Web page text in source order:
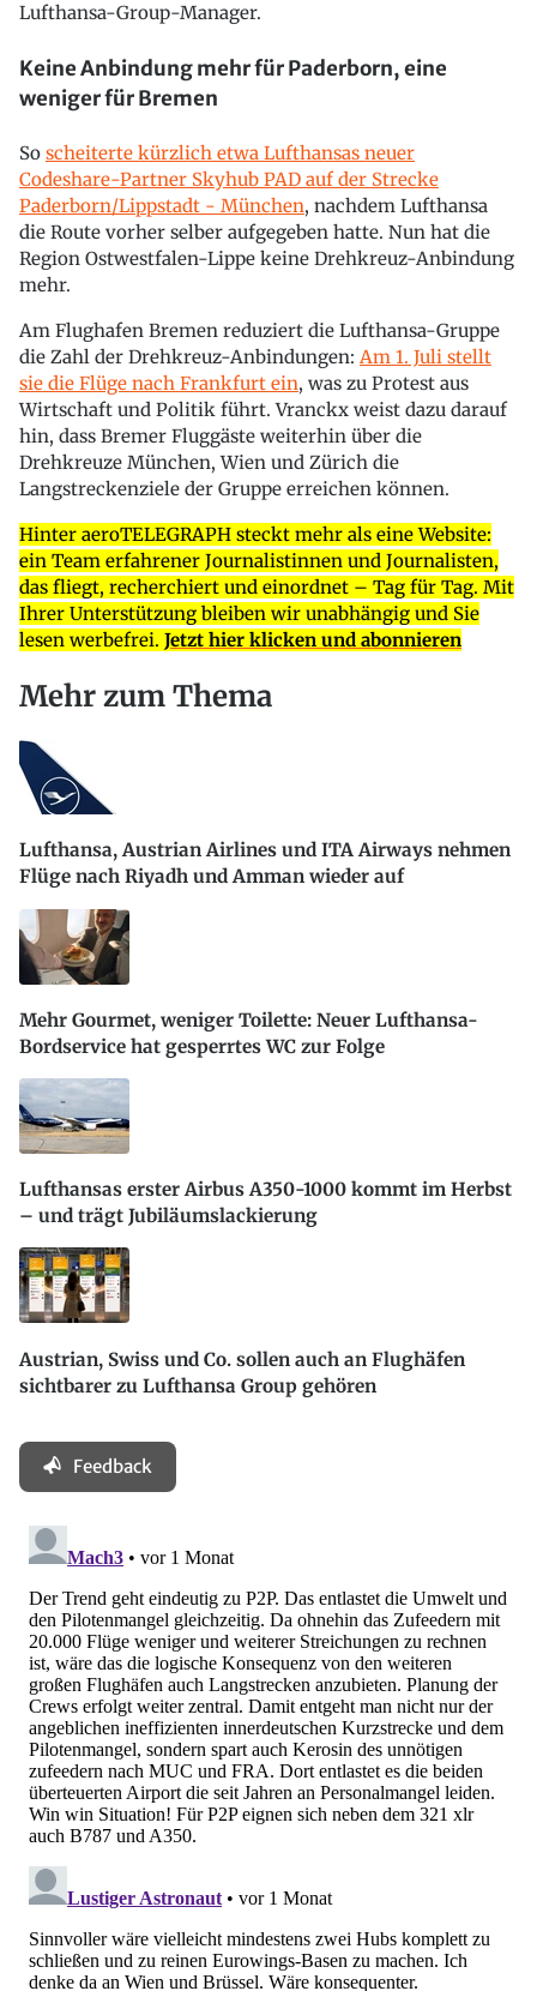
Lufthansa-Group-Manager.
Keine Anbindung mehr für Paderborn, eine
weniger für Bremen
So scheiterte kürzlich etwa Lufthansas neuer
Codeshare-Partner Skyhub PAD auf der Strecke
Paderborn/Lippstadt - München, nachdem Lufthansa
die Route vorher selber aufgegeben hatte. Nun hat die
Region Ostwestfalen-Lippe keine Drehkreuz-Anbindung
mehr.
Am Flughafen Bremen reduziert die Lufthansa-Gruppe
die Zahl der Drehkreuz-Anbindungen: Am 1. Juli stellt
sie die Flüge nach Frankfurt ein, was zu Protest aus
Wirtschaft und Politik führt. Vranckx weist dazu darauf
hin, dass Bremer Fluggäste weiterhin über die
Drehkreuze München, Wien und Zürich die
Langstreckenziele der Gruppe erreichen können.
Hinter aeroTELEGRAPH steckt mehr als eine Website:
ein Team erfahrener Journalistinnen und Journalisten,
das fliegt, recherchiert und einordnet – Tag für Tag. Mit
Ihrer Unterstützung bleiben wir unabhängig und Sie
lesen werbefrei. Jetzt hier klicken und abonnieren
Mehr zum Thema
Lufthansa, Austrian Airlines und ITA Airways nehmen
Flüge nach Riyadh und Amman wieder auf
Mehr Gourmet, weniger Toilette: Neuer Lufthansa-
Bordservice hat gesperrtes WC zur Folge
Lufthansas erster Airbus A350-1000 kommt im Herbst
– und trägt Jubiläumslackierung
Austrian, Swiss und Co. sollen auch an Flughäfen
sichtbarer zu Lufthansa Group gehören
Feedback